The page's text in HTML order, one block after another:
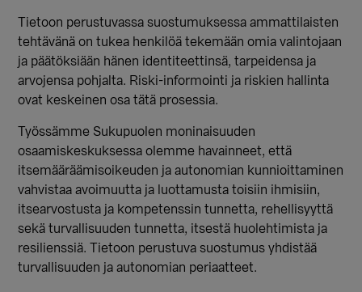
Tietoon perustuvassa suostumuksessa ammattilaisten
tehtävänä on tukea henkilöä tekemään omia valintojaan
ja päätöksiään hänen identiteettinsä, tarpeidensa ja
arvojensa pohjalta. Riski-informointi ja riskien hallinta
ovat keskeinen osa tätä prosessia.
Työssämme Sukupuolen moninaisuuden
osaamiskeskuksessa olemme havainneet, että
itsemääräämisoikeuden ja autonomian kunnioittaminen
vahvistaa avoimuutta ja luottamusta toisiin ihmisiin,
itsearvostusta ja kompetenssin tunnetta, rehellisyyttä
sekä turvallisuuden tunnetta, itsestä huolehtimista ja
resilienssiä. Tietoon perustuva suostumus yhdistää
turvallisuuden ja autonomian periaatteet.